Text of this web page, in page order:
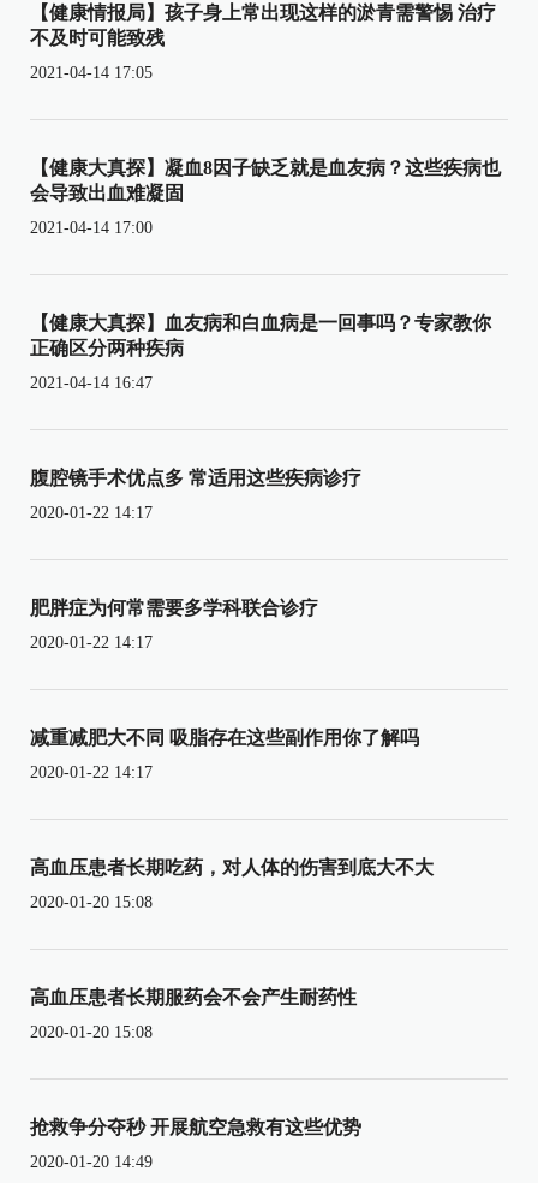
【健康情报局】孩子身上常出现这样的淤青需警惕 治疗
不及时可能致残
2021-04-14 17:05
【健康大真探】凝血8因子缺乏就是血友病？这些疾病也
会导致出血难凝固
2021-04-14 17:00
【健康大真探】血友病和白血病是一回事吗？专家教你
正确区分两种疾病
2021-04-14 16:47
腹腔镜手术优点多 常适用这些疾病诊疗
2020-01-22 14:17
肥胖症为何常需要多学科联合诊疗
2020-01-22 14:17
减重减肥大不同 吸脂存在这些副作用你了解吗
2020-01-22 14:17
高血压患者长期吃药，对人体的伤害到底大不大
2020-01-20 15:08
高血压患者长期服药会不会产生耐药性
2020-01-20 15:08
抢救争分夺秒 开展航空急救有这些优势
2020-01-20 14:49